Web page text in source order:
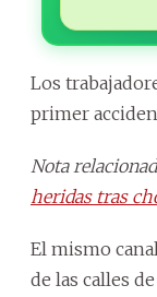
Los
primer
Nota
heridas tras
El mismo
de las calles